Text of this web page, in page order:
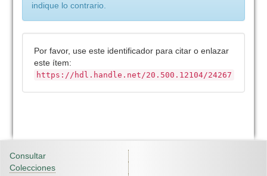
indique lo contrario.
Por favor, use este identificador para citar o enlazar
este ítem:
https://hdl.handle.net/20.500.12104/24267
Consultar
Colecciones